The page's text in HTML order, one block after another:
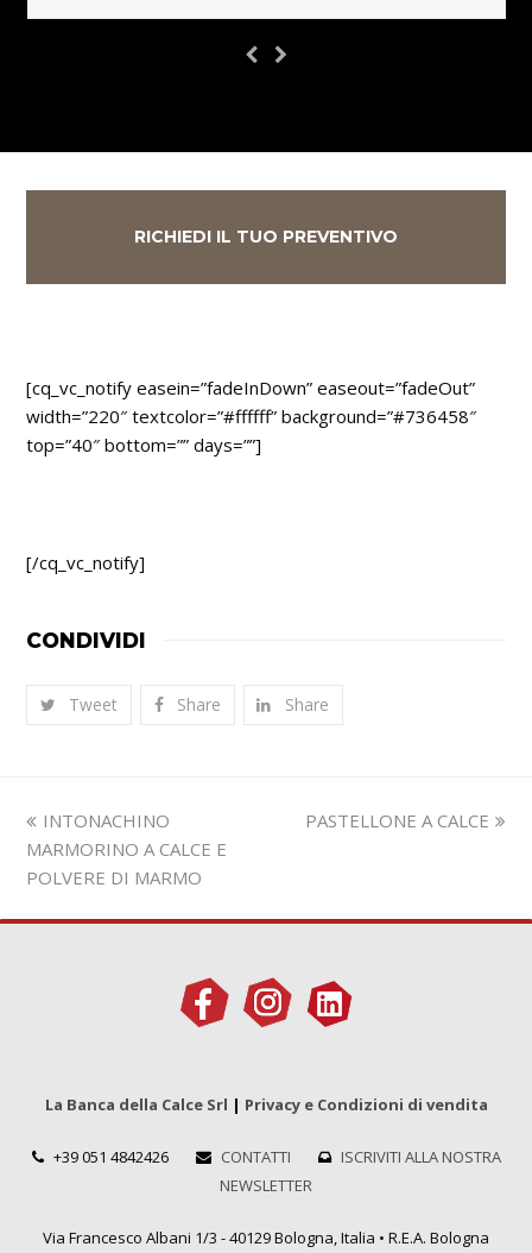
RICHIEDI IL TUO PREVENTIVO
[cq_vc_notify easein=”fadeInDown” easeout=”fadeOut”
width=”220″ textcolor=”#ffffff” background=”#736458″
top=”40″ bottom=”” days=””]
[/cq_vc_notify]
CONDIVIDI
Tweet Share Share
Slide
precedente:
INTONACHINO
MARMORINO A CALCE E
POLVERE DI MARMO
visualizza
PASTELLONE A CALCE
La Banca della Calce Srl | Privacy e Condizioni di vendita
+39 051 4842426 CONTATTI
ISCRIVITI ALLA NOSTRA
NEWSLETTER
Via Francesco Albani 1/3 - 40129 Bologna, Italia • R.E.A. Bologna